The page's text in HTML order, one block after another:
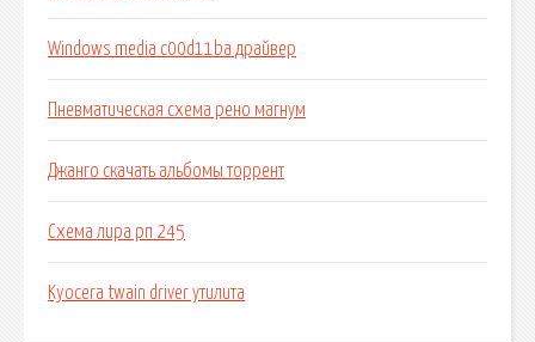
Windows media c00d11ba драйвер
Пневматическая схема рено магнум
Джанго скачать альбомы торрент
Схема лира рп 245
Kyocera twain driver утилита